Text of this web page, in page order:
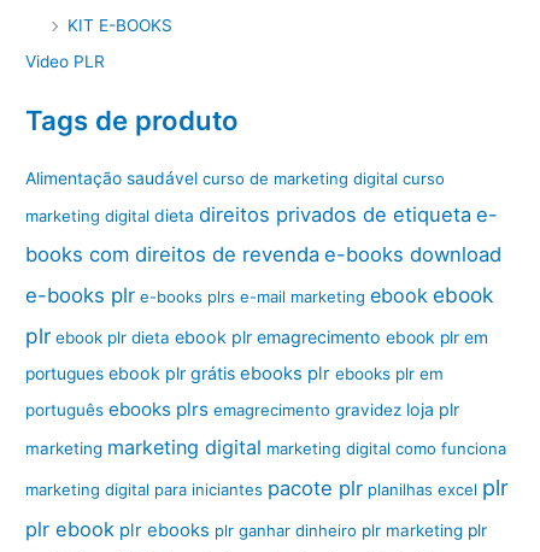
KIT E-BOOKS
Video PLR
Tags de produto
Alimentação saudável curso de marketing digital curso
marketing digital dieta direitos privados de etiqueta e-
books com direitos de revenda e-books download
e-books plr e-books plrs e-mail marketing ebook ebook
plr ebook plr dieta ebook plr emagrecimento ebook plr em
portugues ebook plr grátis ebooks plr ebooks plr em
português ebooks plrs emagrecimento gravidez loja plr
marketing marketing digital marketing digital como funciona
marketing digital para iniciantes pacote plr planilhas excel plr
plr ebook plr ebooks plr ganhar dinheiro plr marketing plr